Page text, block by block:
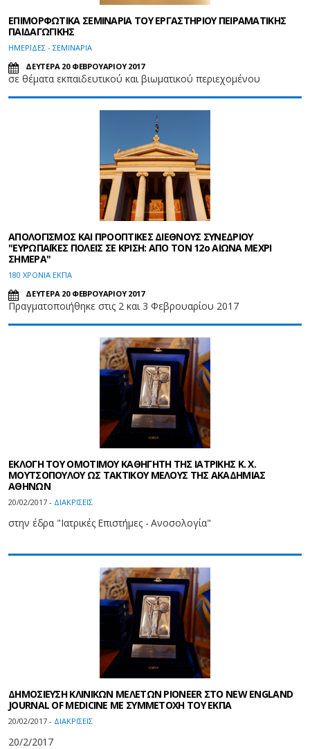
ΕΠΙΜΟΡΦΩΤΙΚΑ ΣΕΜΙΝΑΡΙΑ ΤΟΥ ΕΡΓΑΣΤΗΡΙΟΥ ΠΕΙΡΑΜΑΤΙΚΗΣ
ΠΑΙΔΑΓΩΓΙΚΗΣ
ΗΜΕΡΙΔΕΣ - ΣΕΜΙΝΑΡΙΑ
ΔΕΥΤΕΡΑ 20 ΦΕΒΡΟΥΑΡΙΟΥ 2017
σε θέματα εκπαιδευτικού και βιωματικού περιεχομένου
ΑΠΟΛΟΓΙΣΜΟΣ ΚΑΙ ΠΡΟΟΠΤΙΚΕΣ ΔΙΕΘΝΟΥΣ ΣΥΝΕΔΡΙΟΥ
"ΕΥΡΩΠΑΪΚΕΣ ΠΟΛΕΙΣ ΣΕ ΚΡΙΣΗ: ΑΠΟ ΤΟΝ 12ο ΑΙΩΝΑ ΜΕΧΡΙ
ΣΗΜΕΡΑ"
180 ΧΡΟΝΙΑ ΕΚΠΑ
ΔΕΥΤΕΡΑ 20 ΦΕΒΡΟΥΑΡΙΟΥ 2017
Πραγματοποιήθηκε στις 2 και 3 Φεβρουαρίου 2017
ΕΚΛΟΓΗ ΤΟΥ ΟΜΟΤΙΜΟΥ ΚΑΘΗΓΗΤΗ ΤΗΣ ΙΑΤΡΙΚΗΣ Κ. Χ.
ΜΟΥΤΣΟΠΟΥΛΟΥ ΩΣ ΤΑΚΤΙΚΟΥ ΜΕΛΟΥΣ ΤΗΣ ΑΚΑΔΗΜΙΑΣ
ΑΘΗΝΩΝ
20/02/2017 - ΔΙΑΚΡΙΣΕΙΣ
στην έδρα "Ιατρικές Επιστήμες - Ανοσολογία"
ΔΗΜΟΣΙΕΥΣΗ ΚΛΙΝΙΚΩΝ ΜΕΛΕΤΩΝ PIONEER ΣΤΟ NEW ENGLAND
JOURNAL OF MEDICINE ΜΕ ΣΥΜΜΕΤΟΧΗ ΤΟΥ ΕΚΠΑ
20/02/2017 - ΔΙΑΚΡΙΣΕΙΣ
20/2/2017